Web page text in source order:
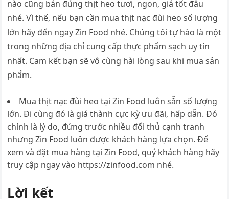
nào cũng bán đúng thịt heo tươi, ngon, giá tốt đâu
nhé. Vì thế, nếu bạn cần mua thịt nạc đùi heo số lượng
lớn hãy đến ngay Zin Food nhé. Chúng tôi tự hào là một
trong những địa chỉ cung cấp thực phẩm sạch uy tín
nhất. Cam kết bạn sẽ vô cùng hài lòng sau khi mua sản
phẩm.
Mua thịt nạc đùi heo tại Zin Food luôn sẵn số lượng
lớn. Đi cùng đó là giá thành cực kỳ ưu đãi, hấp dẫn. Đó
chính là lý do, đứng trước nhiều đối thủ cạnh tranh
nhưng Zin Food luôn được khách hàng lựa chọn. Để
xem và đặt mua hàng tại Zin Food, quý khách hàng hãy
truy cập ngay vào https://zinfood.com nhé.
Lời kết